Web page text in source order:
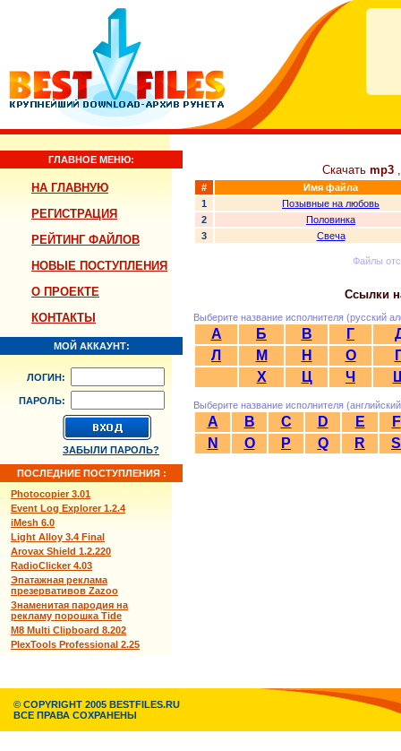
ГЛАВНОЕ МЕНЮ:
НА ГЛАВНУЮ
РЕГИСТРАЦИЯ
РЕЙТИНГ ФАЙЛОВ
НОВЫЕ ПОСТУПЛЕНИЯ
О ПРОЕКТЕ
КОНТАКТЫ
МОЙ АККАУНТ:
ЛОГИН:
ПАРОЛЬ:
ЗАБЫЛИ ПАРОЛЬ?
ПОСЛЕДНИЕ ПОСТУПЛЕНИЯ :
Photocopier 3.01
Event Log Explorer 1.2.4
iMesh 6.0
Light Alloy 3.4 Final
Arovax Shield 1.2.220
RadioClicker 4.03
Эпатажная реклама
презервативов Zazoo
Знаменитая пародия на
рекламу порошка Tide
M8 Multi Clipboard 8.202
PlexTools Professional 2.25
Скачать mp3,
#
Имя файла
1
Позывные на любовь
2
Половинка
3
Свеча
Файлы
Ссылки
Выберите название исполнителя (русский
А Б В Г
Л
М Н О
Х
Ц Ч
Выберите название исполнителя
A B C D E
F
N
O P Q R S
© COPYRIGHT 2005 BESTFILES.RU
ВСЕ ПРАВА СОХРАНЕНЫ